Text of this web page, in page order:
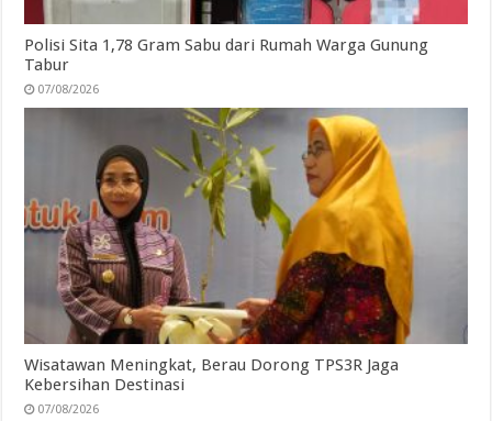
Polisi Sita 1,78 Gram Sabu dari Rumah Warga Gunung
Tabur
07/08/2026
Wisatawan Meningkat, Berau Dorong TPS3R Jaga
Kebersihan Destinasi
07/08/2026